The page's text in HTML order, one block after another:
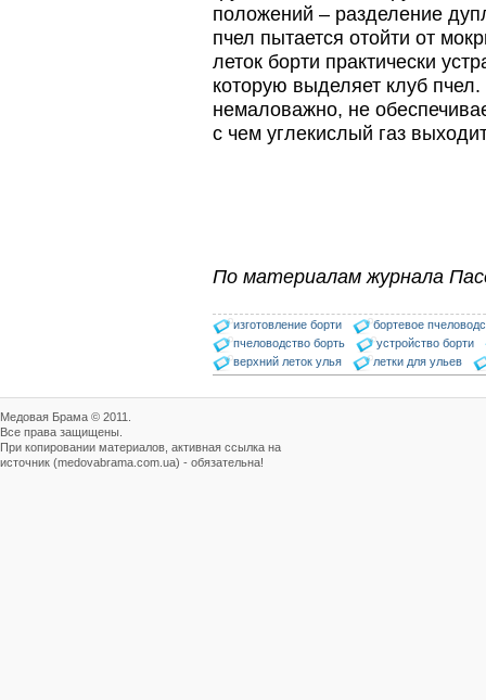
положений – разделение
пчел пытается отойти от
леток борти практически
которую выделяет клуб
немаловажно, не
с чем углекислый газ
По материалам журнала
изготовление борти
бортевое
пчеловодство борть
устройство борти
верхний леток улья
летки для ульев
Медовая Брама © 2011.
Все права защищены.
При копировании материалов, активная ссылка на
источник (medovabrama.com.ua) - обязательна!